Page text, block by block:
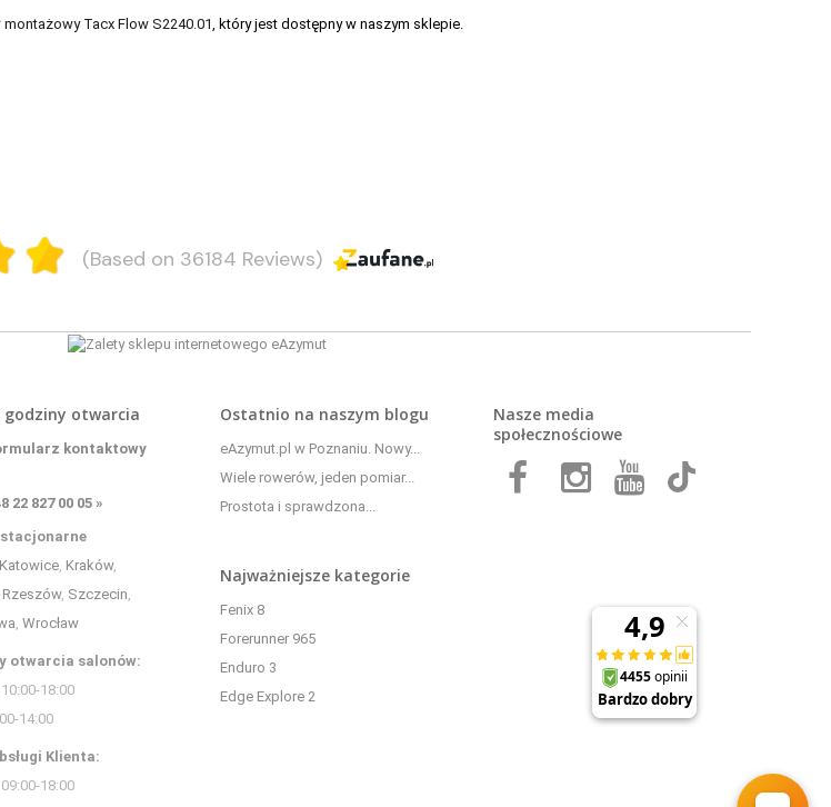
montażowy Tacx Flow S2240.01 , który jest dostępny w naszym sklepie.
(Based on 36184 Reviews)
godziny otwarcia
kontaktowy
22 827 00 05 »
Katowice, Kraków,
Rzeszów, Szczecin,
, Wrocław
otwarcia salonów:
18:00
14:00
Klienta:
18:00
Ostatnio na naszym blogu
eAzymut.pl w Poznaniu. Nowy...
Wiele rowerów, jeden pomiar...
Prostota i sprawdzona...
Najważniejsze kategorie
Fenix 8
Forerunner 965
Enduro 3
Edge Explore 2
Nasze media
społecznościowe